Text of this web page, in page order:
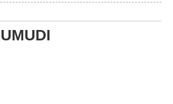
ഇറങ്ങിപ്പോൾ
ഇന്നലെത്തെ
കാഴ്ച.രക്ഷാപ്രവർത്തന
ത്തിന് ഓച്ചിറ അഴിക്കലിൽ